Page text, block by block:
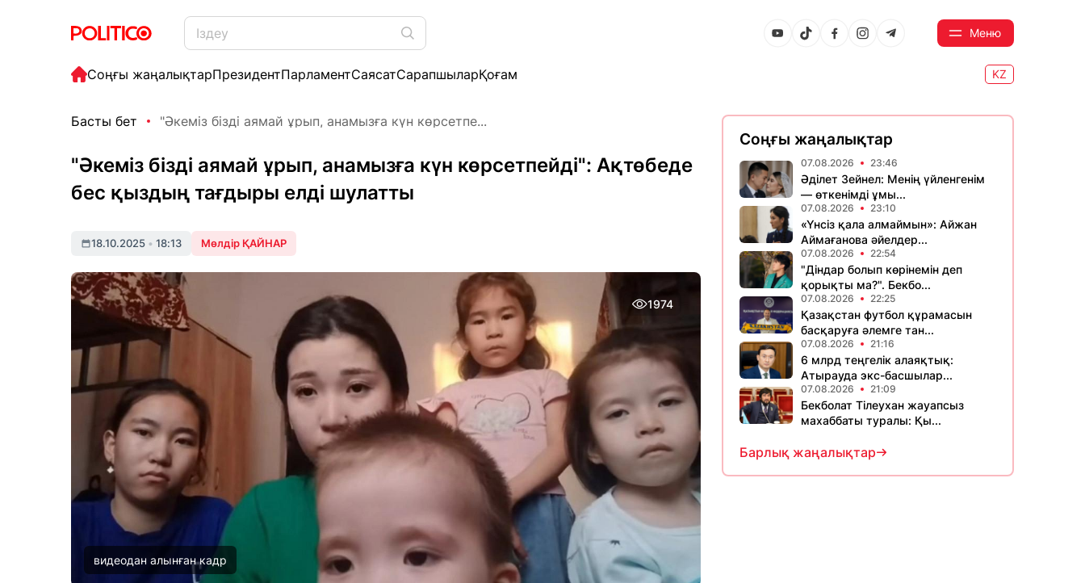
Меню
Соңғы жаңалықтарПрезидентПарламентСаясатСарапшыларҚоғам KZ
Басты бет "Әкеміз бізді аямай ұрып, анамызға күн көрсетпе...
"Әкеміз бізді аямай ұрып, анамызға күн көрсетпейді": Ақтөбеде
бес қыздың тағдыры елді шулатты
18.10.2025 • 18:13 Мөлдір ҚАЙНАР
1974
видеодан алынған кадр
Соңғы жаңалықтар
07.08.2026 23:46
Әділет Зейнел: Менің үйленгенім
— өткенімді ұмы...
07.08.2026 23:10
«Үнсіз қала алмаймын»: Айжан
Аймағанова әйелдер...
07.08.2026 22:54
"Діндар болып көрінемін деп
қорықты ма?". Бекбо...
07.08.2026 22:25
Қазақстан футбол құрамасын
басқаруға әлемге тан...
07.08.2026 21:16
6 млрд теңгелік алаяқтық:
Атырауда экс-басшылар...
07.08.2026 21:09
Бекболат Тілеухан жауапсыз
махаббаты туралы: Қы...
Барлық жаңалықтар